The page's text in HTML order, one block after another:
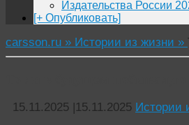
Издательства России
[+ Опубликовать]
carsson.ru » Истории из жизни »
15.11.2025 |15.11.2025 Истории